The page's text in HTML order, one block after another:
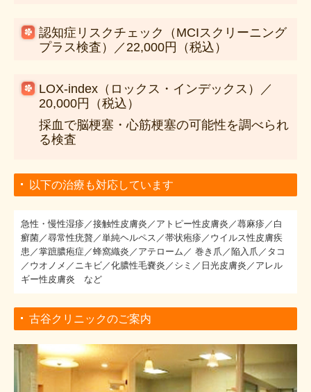
以下の治療も対応しています
急性・慢性湿疹／接触性皮膚炎／アトピー性皮膚炎／蕁麻疹／白
癬菌／尋常性疣贅／単純ヘルペス／帯状疱疹／ウイルス性皮膚疾
患／掌蹠膿疱症／蜂窩織炎／アテローム／ 巻き爪／陥入爪／タコ
／ウオノメ／ニキビ／化膿性毛嚢炎／シミ／日光皮膚炎／アレル
ギー性皮膚炎 など
古谷クリニックのご案内
認知症リスクチェック（MCIスクリーニング
プラス検査）／22,000円（税込）
LOX-index（ロックス・インデックス）／
20,000円（税込）
採血で脳梗塞・心筋梗塞の可能性を調べられ
る検査